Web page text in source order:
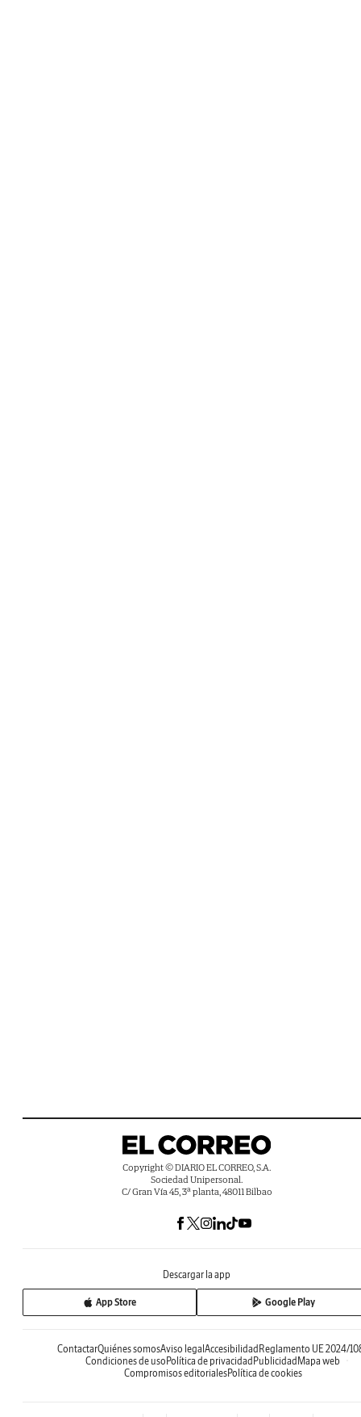
Copyright © DIARIO EL CORREO, S.A.
Sociedad Unipersonal.
C/ Gran Vía 45, 3ª planta, 48011 Bilbao
Descargar la app
App Store Google Play
ContactarQuiénes somosAviso legalAccesibilidadReglamento UE 2024/
Condiciones de usoPolítica de privacidadPublicidadMapa web
Compromisos editorialesPolítica de cookies